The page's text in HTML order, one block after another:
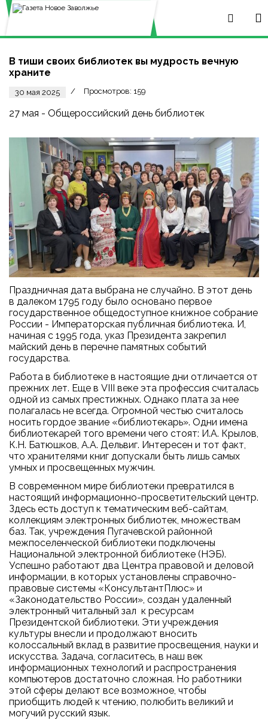
В тиши своих библиотек вы мудрость вечную
храните
30 мая 2025 Просмотров: 159
27 мая - Общероссийский день библиотек
Праздничная дата выбрана не случайно. В этот день
в далеком 1795 году было основано первое
государственное общедоступное книжное собрание
России - Императорская публичная библиотека. И,
начиная с 1995 года, указ Президента закрепил
майский день в перечне памятных событий
государства.
Работа в библиотеке в настоящие дни отличается от
прежних лет. Еще в VIII веке эта профессия считалась
одной из самых престижных. Однако плата за нее
полагалась не всегда. Огромной честью считалось
носить гордое звание «библиотекарь». Одни имена
библиотекарей того времени чего стоят: И.А. Крылов,
К.Н. Батюшков, А.А. Дельвиг. Интересен и тот факт,
что хранителями книг допускали быть лишь самых
умных и просвещенных мужчин.
В современном мире библиотеки превратился в
настоящий информационно-просветительский центр.
Здесь есть доступ к тематическим веб-сайтам,
коллекциям электронных библиотек, множествам
баз. Так, учреждения Пугачевской районной
межпоселенческой библиотеки подключены
Национальной электронной библиотеке (НЭБ).
Успешно работают два Центра правовой и деловой
информации, в которых установлены справочно-
правовые системы «КонсультантПлюс» и
«Законодательство России», создан удаленный
электронный читальный зал к ресурсам
Президентской библиотеки. Эти учреждения
культуры внесли и продолжают вносить
колоссальный вклад в развитие просвещения, науки и
искусства. Задача, согласитесь, в наш век
информационных технологий и распространения
компьютеров достаточно сложная. Но работники
этой сферы делают все возможное, чтобы
приобщить людей к чтению, полюбить великий и
могучий русский язык.